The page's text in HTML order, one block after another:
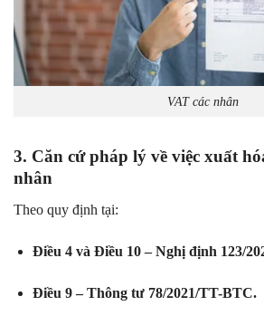
VAT các nhân
3. Căn cứ pháp lý về việc xuất
nhân
Theo quy định tại:
Điều 4 và Điều 10 – Nghị định 123/
Điều 9 – Thông tư 78/2021/TT-BTC.